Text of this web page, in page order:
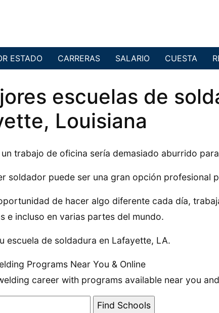
ESTADO CARRERAS SALARIO CUESTA
escuelas de
Louisiana
un trabajo de oficina sería demasiado aburrido
soldador puede ser una gran opción profesional
de hacer algo diferente cada día,
e incluso en varias partes del mundo.
escuela de soldadura en Lafayette, LA.
Programs Near You & Online
career with programs available near you